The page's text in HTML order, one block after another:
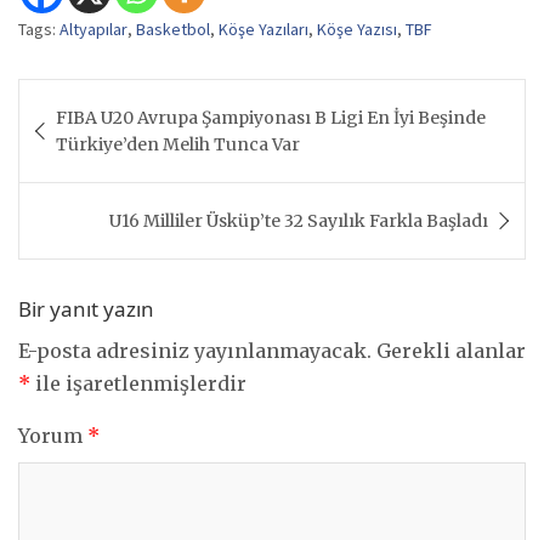
Tags: Altyapılar, Basketbol, Köşe Yazıları, Köşe Yazısı, TBF
gezinmesi
FIBA U20 Avrupa Şampiyonası B Ligi En İyi Beşinde
Türkiye’den Melih Tunca Var
U16 Milliler Üsküp’te 32 Sayılık Farkla Başladı
Bir yanıt yazın
E-posta adresiniz yayınlanmayacak. Gerekli alanlar
* ile işaretlenmişlerdir
Yorum *